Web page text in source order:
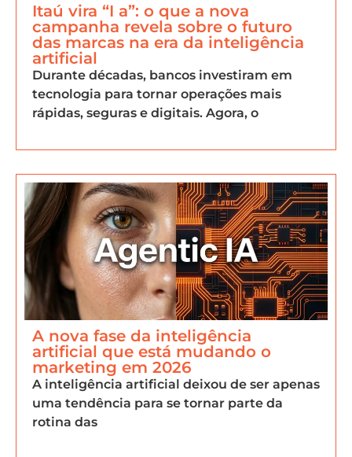
Itaú vira “I a”: o que a nova
campanha revela sobre o futuro
das marcas na era da inteligência
artificial
Durante décadas, bancos investiram em
tecnologia para tornar operações mais
rápidas, seguras e digitais. Agora, o
A nova fase da inteligência
artificial que está mudando o
marketing em 2026
A inteligência artificial deixou de ser apenas
uma tendência para se tornar parte da
rotina das